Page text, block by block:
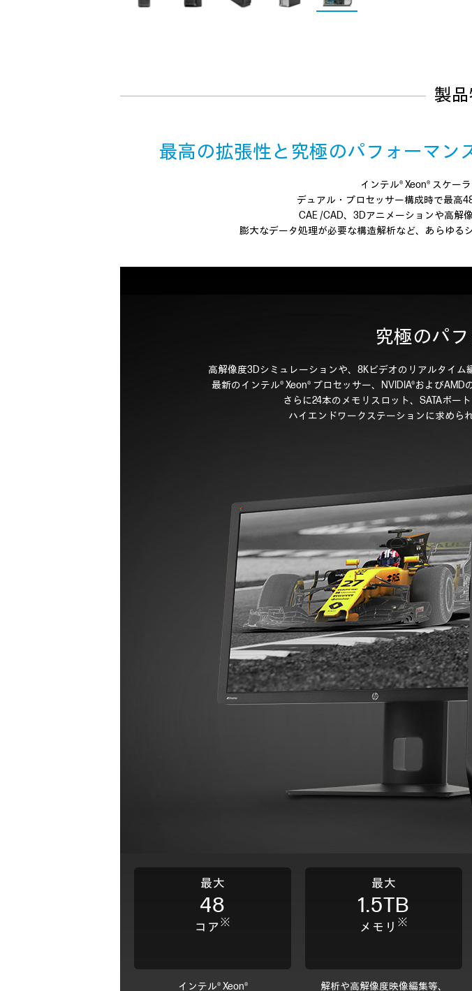
製
最高の拡張性と究極のパフォーマン
インテル® Xeon® スケー
デュアル・プロセッサー構成時で最高
CAE /CAD、3Dアニメーションや高解
膨大なデータ処理が必要な構造解析など、あらゆる
究極のパ
高解像度3Dシミュレーションや、8Kビデオのリアルタイ
最新のインテル® Xeon® プロセッサー、NVIDIA®および
さらに24本のメモリスロット、SATAポー
ハイエンドワークステーションに求めら
最大
48
コア※
インテル® Xeon®
最大
1.5TB
メモリ ※
解析や高解像度映像編集等、